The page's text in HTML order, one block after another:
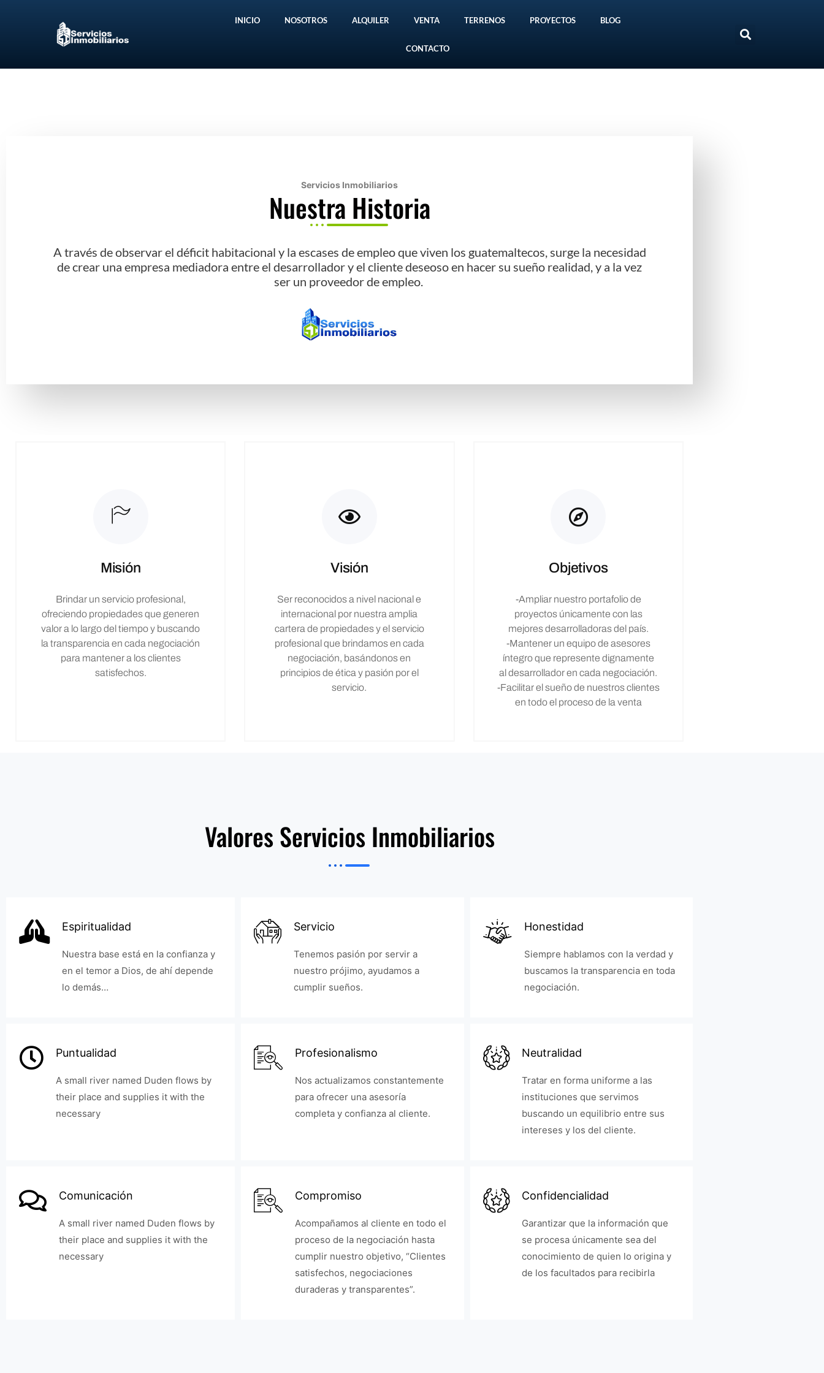
INICIO NOSOTROS ALQUILER VENTA TERRENOS PROYECTOS BLOG
CONTACTO Search
Servicios Inmobiliarios
Nuestra Historia
A través de observar el déficit habitacional y la escases de empleo que viven los guatemaltecos, surge la necesidad
de crear una empresa mediadora entre el desarrollador y el cliente deseoso en hacer su sueño realidad, y a la vez
ser un proveedor de empleo.
Misión
Brindar un servicio profesional,
ofreciendo propiedades que generen
valor a lo largo del tiempo y buscando
la transparencia en cada negociación
para mantener a los clientes
satisfechos.
Visión
Ser reconocidos a nivel nacional e
internacional por nuestra amplia
cartera de propiedades y el servicio
profesional que brindamos en cada
negociación, basándonos en
principios de ética y pasión por el
servicio.
Objetivos
-Ampliar nuestro portafolio de
proyectos únicamente con las
mejores desarrolladoras del país.
-Mantener un equipo de asesores
íntegro que represente dignamente
al desarrollador en cada negociación.
-Facilitar el sueño de nuestros clientes
en todo el proceso de la venta
Valores Servicios Inmobiliarios
Espiritualidad
Nuestra base está en la confianza y
en el temor a Dios, de ahí depende
lo demás…
Servicio
Tenemos pasión por servir a
nuestro prójimo, ayudamos a
cumplir sueños.
Honestidad
Siempre hablamos con la verdad y
buscamos la transparencia en toda
negociación.
Puntualidad
A small river named Duden flows by
their place and supplies it with the
necessary
Profesionalismo
Nos actualizamos constantemente
para ofrecer una asesoría
completa y confianza al cliente.
Neutralidad
Tratar en forma uniforme a las
instituciones que servimos
buscando un equilibrio entre sus
intereses y los del cliente.
Comunicación
A small river named Duden flows by
their place and supplies it with the
necessary
Compromiso
Acompañamos al cliente en todo el
proceso de la negociación hasta
cumplir nuestro objetivo, “Clientes
satisfechos, negociaciones
duraderas y transparentes”.
Confidencialidad
Garantizar que la información que
se procesa únicamente sea del
conocimiento de quien lo origina y
de los facultados para recibirla